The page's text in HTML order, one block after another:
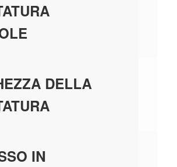
DELLA
IN